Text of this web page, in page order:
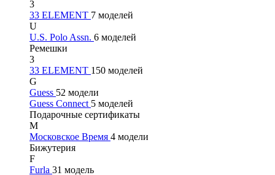
3
33 ELEMENT 7 моделей
U
U.S. Polo Assn. 6 моделей
Ремешки
3
33 ELEMENT 150 моделей
G
Guess 52 модели
Guess Connect 5 моделей
Подарочные сертификаты
М
Московское Время 4 модели
Бижутерия
F
Furla 31 модель